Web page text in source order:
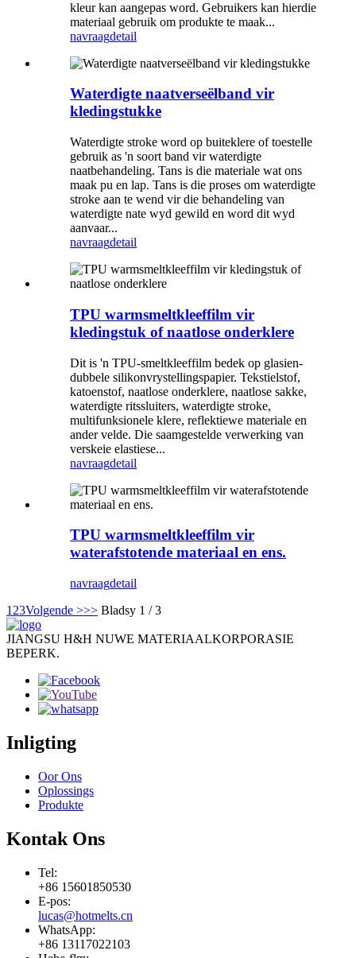
kleur kan aangepas word. Gebruikers kan hierdie
materiaal gebruik om produkte te maak...
navraagdetail
Waterdigte naatverseëlband vir
kledingstukke
Waterdigte stroke word op buiteklere of toestelle
gebruik as 'n soort band vir waterdigte
naatbehandeling. Tans is die materiale wat ons
maak pu en lap. Tans is die proses om waterdigte
stroke aan te wend vir die behandeling van
waterdigte nate wyd gewild en word dit wyd
aanvaar...
navraagdetail
TPU warmsmeltkleeffilm vir
kledingstuk of naatlose onderklere
Dit is 'n TPU-smeltkleeffilm bedek op glasien-
dubbele silikonvrystellingspapier. Tekstielstof,
katoenstof, naatlose onderklere, naatlose sakke,
waterdigte ritssluiters, waterdigte stroke,
multifunksionele klere, reflektiewe materiale en
ander velde. Die saamgestelde verwerking van
verskeie elastiese...
navraagdetail
TPU warmsmeltkleeffilm vir
waterafstotende materiaal en ens.
navraagdetail
1 23Volgende >>> Bladsy 1 / 3
JIANGSU H&H NUWE MATERIAALKORPORASIE
BEPERK.
Inligting
Oor Ons
Oplossings
Produkte
Kontak Ons
Tel:
+86 15601850530
E-pos:
lucas@hotmelts.cn
WhatsApp:
+86 13117022103